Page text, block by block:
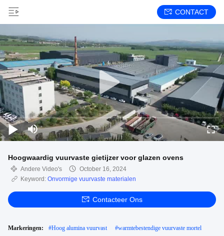
CONTACT
Hoogwaardig vuurvaste gietijzer voor glazen ovens
Andere Video's
October 16, 2024
Keyword: Onvormige vuurvaste materialen
Contacteer Ons
Markeringen: #Hoog alumina vuurvast #warmtebestendige vuurvaste mortel